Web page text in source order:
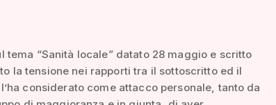
tema “Sanità locale” datato 28 maggio e scritto
la tensione nei rapporti tra il sottoscritto ed il
considerato come attacco personale, tanto da